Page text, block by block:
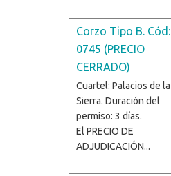
Corzo Tipo B. Cód:
0745 (PRECIO
CERRADO)
Cuartel: Palacios de la
Sierra. Duración del
permiso: 3 días.
El PRECIO DE
ADJUDICACIÓN...